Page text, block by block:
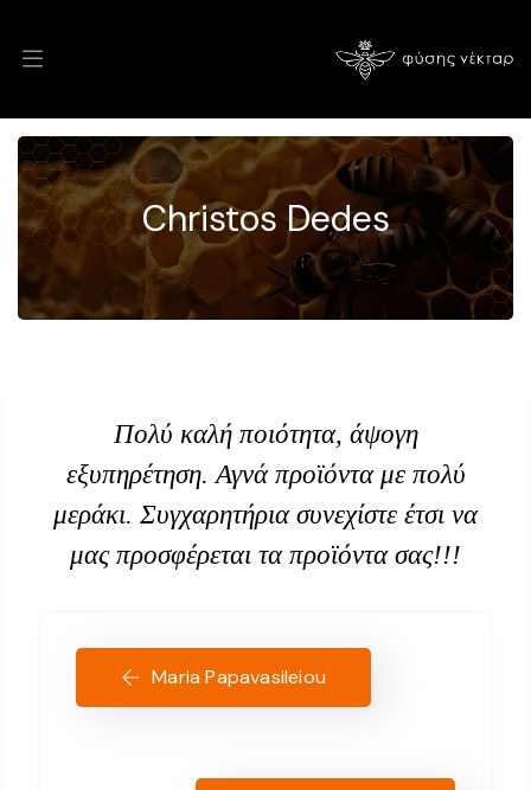
Christos Dedes
Πολύ καλή ποιότητα, άψογη
εξυπηρέτηση. Αγνά προϊόντα με πολύ
μεράκι. Συγχαρητήρια συνεχίστε έτσι να
μας προσφέρεται τα προϊόντα σας!!!
Maria Papavasileiou